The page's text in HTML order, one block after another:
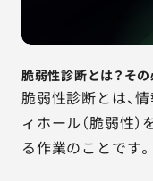
脆弱性診断とは？そ
脆弱性診断とは、
ィホール（脆弱性
る作業のことです。